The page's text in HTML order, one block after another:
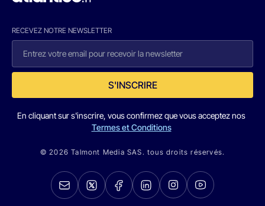
RECEVEZ NOTRE NEWSLETTER
S'INSCRIRE
En cliquant sur s'inscrire, vous confirmez que vous acceptez nos
Termes et Conditions
© 2026 Talmont Media SAS. tous droits réservés.